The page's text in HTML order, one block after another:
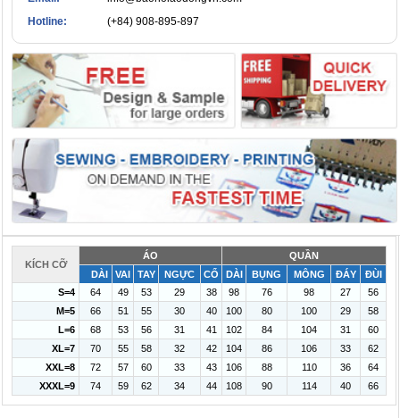
Hotline:
(+84) 908-895-897
KÍCH CỠ
ÁO
QUẦN
DÀI
VAI TAY NGỰC CỔ DÀI BỤNG MÔNG ĐÁY
ĐÙI
S=4
64 49 53 29 38 98 76 98 27
56
M=5
66 51 55 30 40 100 80 100 29
58
L=6
68 53 56 31 41 102 84 104 31
60
XL=7
70 55 58 32 42 104 86 106 33
62
XXL=8
72 57 60 33 43 106 88 110 36
64
XXXL=9
74 59 62 34 44 108 90 114 40 66